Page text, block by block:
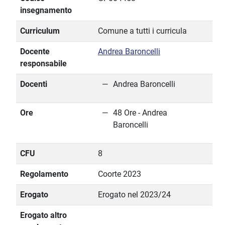
insegnamento
Curriculum Comune a tutti i curricula
Docente
responsabile
Andrea Baroncelli
Docenti Andrea Baroncelli
Ore
48 Ore - Andrea
Baroncelli
CFU 8
Regolamento Coorte 2023
Erogato Erogato nel 2023/24
Erogato altro